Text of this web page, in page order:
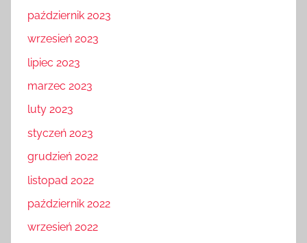
październik 2023
wrzesień 2023
lipiec 2023
marzec 2023
luty 2023
styczeń 2023
grudzień 2022
listopad 2022
październik 2022
wrzesień 2022